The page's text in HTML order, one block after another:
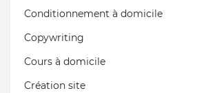
Conditionnement à domicile
Copywriting
Cours à domicile
Création site